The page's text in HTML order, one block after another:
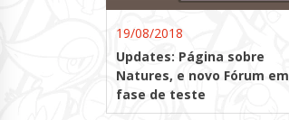
19/08/2018
Updates: Página sobre
Natures, e novo Fórum em
fase de teste